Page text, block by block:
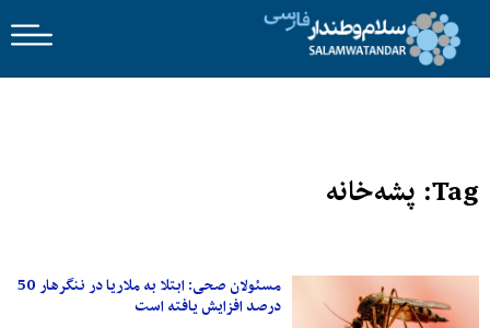
Tag: پشه‌خانه
مسئولان صحی: ابتلا به ملاریا در ننگرهار 50
درصد افزایش یافته است